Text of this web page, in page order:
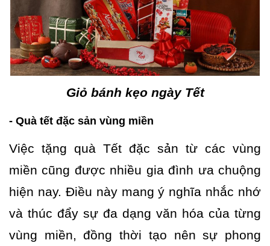
Giỏ bánh kẹo ngày Tết
- Quà tết đặc sản vùng miền
Việc tặng quà Tết đặc sản từ các vùng
miền cũng được nhiều gia đình ưa chuộng
hiện nay. Điều này mang ý nghĩa nhắc nhớ
và thúc đẩy sự đa dạng văn hóa của từng
vùng miền, đồng thời tạo nên sự phong